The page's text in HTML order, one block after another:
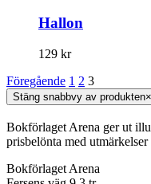
Hallon
129 kr
Föregående 1 2 3
Stäng snabbvy av produkten×
Bokförlaget Arena ger ut
prisbelönta med
Bokförlaget Arena